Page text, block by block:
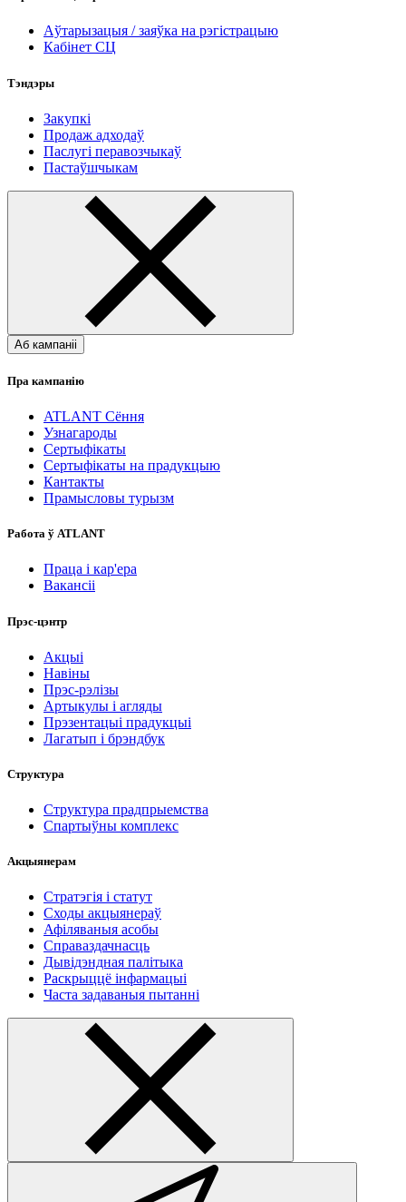
Аўтарызацыя / заяўка на рэгістрацыю
Кабінет СЦ
Тэндэры
Закупкі
Продаж адходаў
Паслугі перавозчыкаў
Пастаўшчыкам
Аб кампаніі
Пра кампанію
ATLANT Сёння
Узнагароды
Сертыфікаты
Сертыфікаты на прадукцыю
Кантакты
Прамысловы турызм
Работа ў ATLANT
Праца і кар'ера
Вакансіі
Прэс-цэнтр
Акцыі
Навіны
Прэс-рэлізы
Артыкулы і агляды
Прэзентацыі прадукцыі
Лагатып і брэндбук
Структура
Структура прадпрыемства
Спартыўны комплекс
Акцыянерам
Стратэгія і статут
Сходы акцыянераў
Афіляваныя асобы
Справаздачнасць
Дывідэндная палітыка
Раскрыццё інфармацыі
Часта задаваныя пытанні